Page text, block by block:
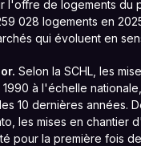
l'offre de logements du
028 logements en
qui évoluent en
Selon la SCHL, les
à l'échelle
10 dernières années.
les mises en
pour la première fois